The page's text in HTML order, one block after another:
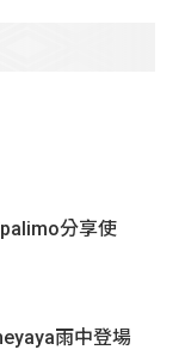
分享使
雨中登場